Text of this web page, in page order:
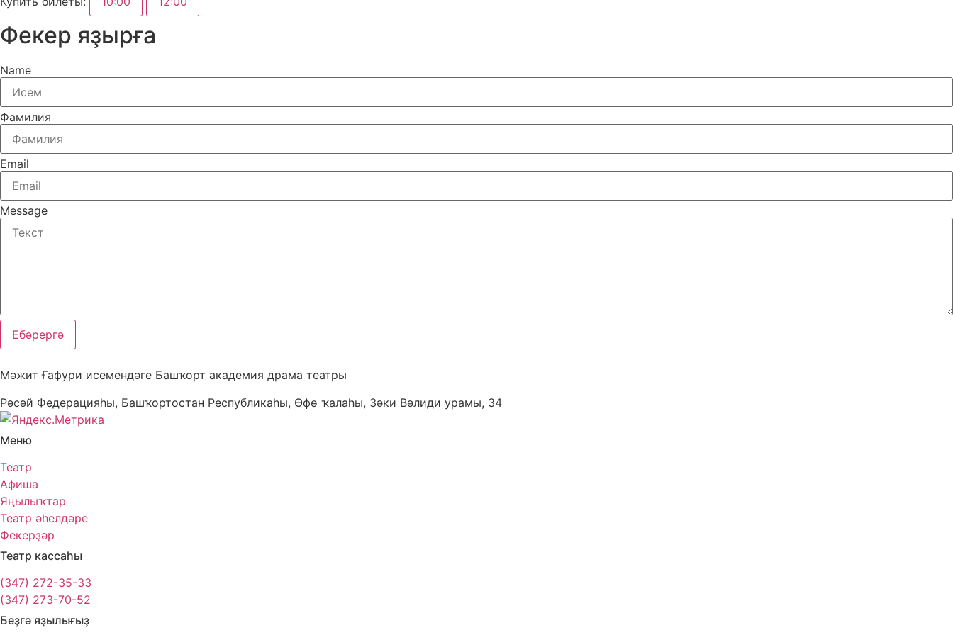
Фекер яҙырға
Name
Фамилия
Email
Message
Ебәрергә
Мәжит Ғафури исемендәге Башҡорт академия драма театры
Рәсәй Федерацияһы, Башҡортостан Республикаһы, Өфө ҡалаһы, Зәки Вәлиди урамы, 34
Меню
Театр
Афиша
Яңылыҡтар
Театр әһелдәре
Фекерҙәр
Театр кассаһы
(347) 272-35-33
(347) 273-70-52
Беҙгә яҙылығыҙ